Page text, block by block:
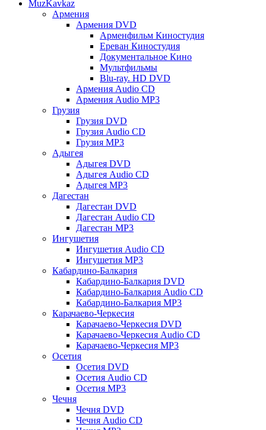
MuzKavkaz
Армения
Армения DVD
Арменфильм Киностудия
Ереван Киностудия
Документальное Кино
Мультфильмы
Blu-ray. HD DVD
Армения Audio CD
Армения Audio MP3
Грузия
Грузия DVD
Грузия Audio CD
Грузия MP3
Адыгея
Адыгея DVD
Адыгея Audio CD
Адыгея MP3
Дагестан
Дагестан DVD
Дагестан Audio CD
Дагестан MP3
Ингушетия
Ингушетия Audio CD
Ингушетия MP3
Кабардино-Балкария
Кабардино-Балкария DVD
Кабардино-Балкария Audio CD
Кабардино-Балкария MP3
Карачаево-Черкесия
Карачаево-Черкесия DVD
Карачаево-Черкесия Audio CD
Карачаево-Черкесия MP3
Осетия
Осетия DVD
Осетия Audio CD
Осетия MP3
Чечня
Чечня DVD
Чечня Audio CD